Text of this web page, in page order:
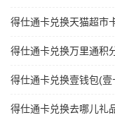
得仕通卡兑换天猫超市
得仕通卡兑换万里通积
得仕通卡兑换壹钱包(壹
得仕通卡兑换去哪儿礼